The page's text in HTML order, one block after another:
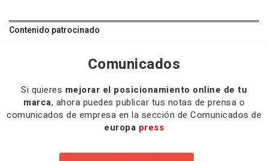
Contenido patrocinado
Comunicados
Si quieres mejorar el posicionamiento online de tu
marca, ahora puedes publicar tus notas de prensa o
comunicados de empresa en la sección de Comunicados de
europa press